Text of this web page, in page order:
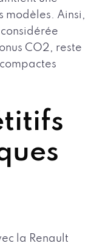
modèles. Ainsi,
CO2, reste
la Renault